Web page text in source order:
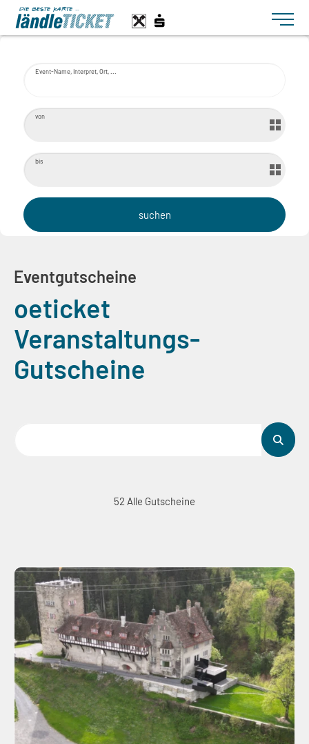
Toggle
Event-Name, Interpret, Ort, ...
von
bis
Eventgutscheine
oeticket
Veranstaltungs-
Gutscheine
52 Alle Gutscheine